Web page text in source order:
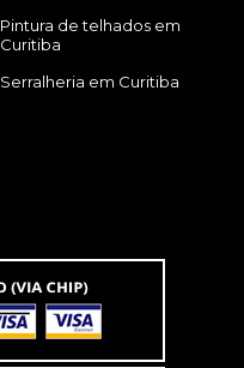
Pintura de telhados em
Curitiba
Serralheria em Curitiba